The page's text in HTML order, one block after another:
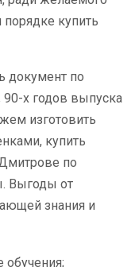
купить
документ по
90-х годов выпуска
изготовить
купить
по
Выгоды от
знания и